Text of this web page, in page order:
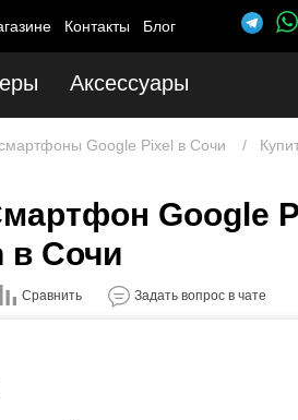
Контакты Блог
Аксессуары
Google Pixel в Сочи
Google
в Сочи
Сравнить Задать вопрос в чате